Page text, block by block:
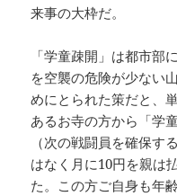
来事の大枠だ。
「学童疎開」は都市部
を空襲の危険が少ない
めにとられた策だと、
あるお寺の方から「学
（次の戦闘員を確保す
はなく月に10円を親は
た。この方ご自身も年